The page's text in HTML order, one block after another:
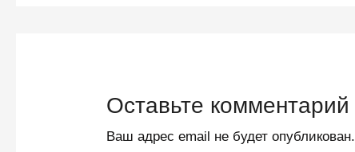
Оставьте комментарий
Ваш адрес email не будет опубликован.